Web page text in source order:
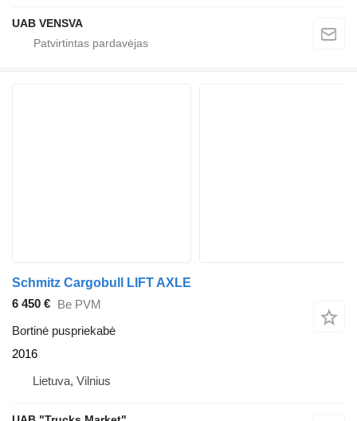
UAB VENSVA
Schmitz Cargobull LIFT AXLE
6 450 €
Be PVM
Bortinė puspriekabė
2016
Lietuva, Vilnius